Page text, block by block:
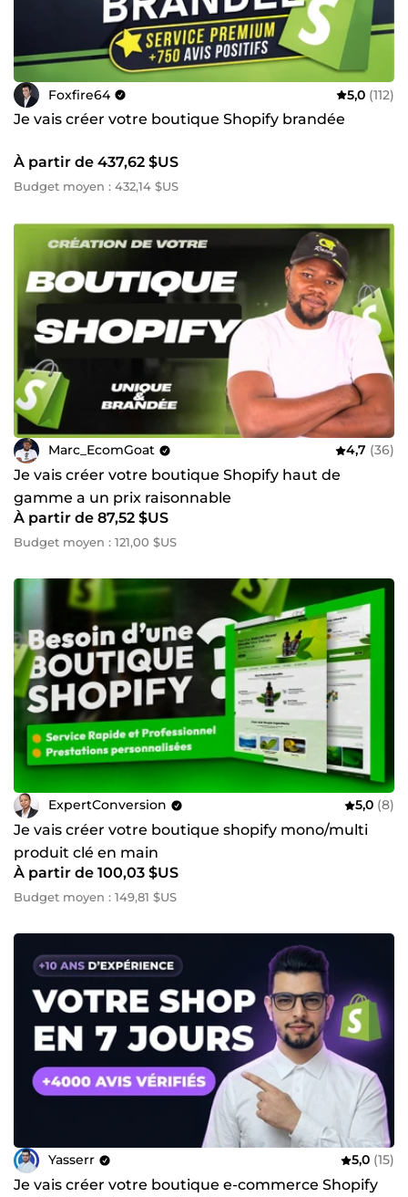
Foxfire64 5,0 (112)
Je vais créer votre boutique Shopify brandée
À partir de 437,62 $US
Budget moyen : 432,14 $US
Marc_EcomGoat 4,7 (36)
Je vais créer votre boutique Shopify haut de
gamme a un prix raisonnable
À partir de 87,52 $US
Budget moyen : 121,00 $US
ExpertConversion 5,0 (8)
Je vais créer votre boutique shopify mono/multi
produit clé en main
À partir de 100,03 $US
Budget moyen : 149,81 $US
Yasserr 5,0 (15)
Je vais créer votre boutique e-commerce Shopify